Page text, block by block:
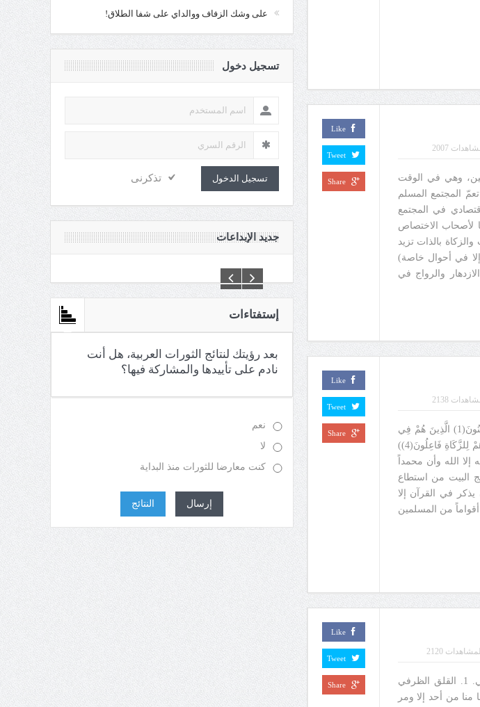
2007
وهي في الوقت
المجتمع المسلم
في المجتمع
لأصحاب الاختصاص
بالذات تزيد
في أحوال خاصة)
والرواج في
Like
Tweet
Share
2138
الفصل الأول: تطهّرهم وتزكّيهم بها قال تعالى: (قَدْ أَفْلَحَ الْمُؤْمِنُونَ(1) الَّذِينَ هُمْ فِي
صَلَاتِهِمْ خَاشِعُونَ(2) وَالَّذِينَ هُمْ عَنِ اللَّغْوِ مُعْرِضُونَ(3) وَالَّذِينَ هُمْ لِلزَّكَاةِ فَاعِلُونَ(4))
إلا الله وأن محمداً
البيت من استطاع
يذكر في القرآن إلا
من المسلمين
Like
Tweet
Share
2120
القلق عند الإنسان ثلاثة أنواع: الظرفي، والوجودي، والمرضي. 1. القلق الظرفي
منا من أحد إلا ومر
Like
Tweet
Share
على وشك الزفاف ووالداي على شفا الطلاق!
تسجيل دخول
تسجيل الدخول تذكرنى
جديد الإبداعات
إستفتاءات
بعد رؤيتك لنتائج الثورات العربية، هل أنت
نادم على تأييدها والمشاركة فيها؟
نعم
لا
كنت معارضا للثورات منذ البداية
إرسال النتائج